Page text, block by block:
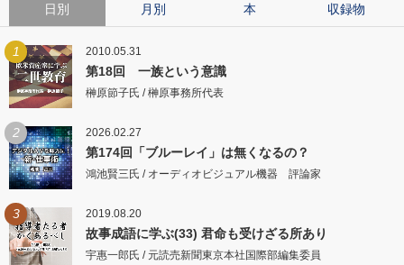
日別 月別 本 収録物
1 2010.05.31
第18回 一族という意識
榊原節子氏 / 榊原事務所代表
2 2026.02.27
第174回「ブルーレイ」は無くなるの？
鴻池賢三氏 / オーディオビジュアル機器 評論家
3 2019.08.20
故事成語に学ぶ(33) 君命も受けざる所あり
宇惠一郎氏 / 元読売新聞東京本社国際部編集委員